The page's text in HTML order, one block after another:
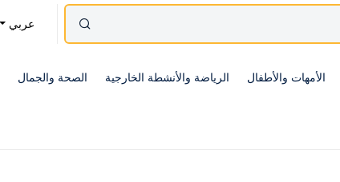
عربي
الأمهات والأطفال الرياضة والأنشطة الخارجية الصحة والجمال